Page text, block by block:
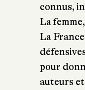
connus,
La
La
pour
auteurs